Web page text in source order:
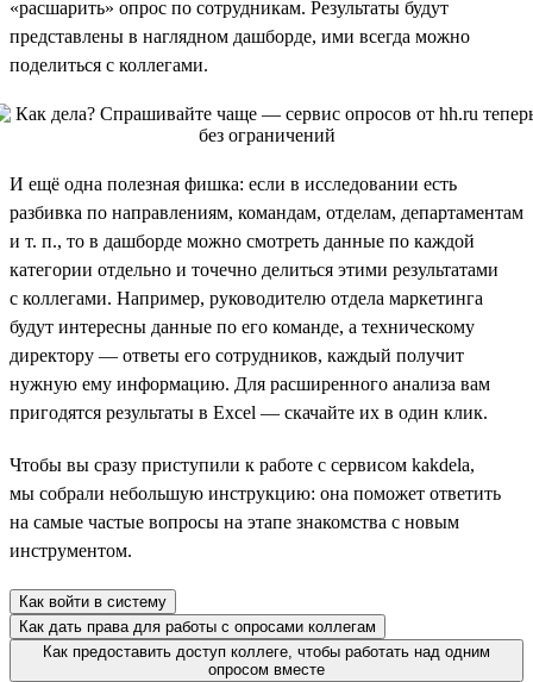
«расшарить» опрос по сотрудникам. Результаты будут
представлены в наглядном дашборде, ими всегда можно
поделиться с коллегами.
И ещё одна полезная фишка: если в исследовании есть
разбивка по направлениям, командам, отделам, департаментам
и т. п., то в дашборде можно смотреть данные по каждой
категории отдельно и точечно делиться этими результатами
с коллегами. Например, руководителю отдела маркетинга
будут интересны данные по его команде, а техническому
директору — ответы его сотрудников, каждый получит
нужную ему информацию. Для расширенного анализа вам
пригодятся результаты в Excel — скачайте их в один клик.
Чтобы вы сразу приступили к работе с сервисом kakdela,
мы собрали небольшую инструкцию: она поможет ответить
на самые частые вопросы на этапе знакомства с новым
инструментом.
Как войти в систему
Как дать права для работы с опросами коллегам
Как предоставить доступ коллеге, чтобы работать над одним
опросом вместе